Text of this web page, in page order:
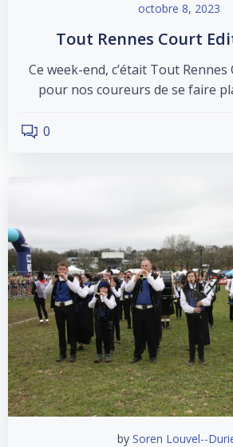
octobre 8, 2023
Tout Rennes Court
Ce week-end, c’était Tout Rennes
pour nos coureurs de se faire
0
by Soren Louvel--